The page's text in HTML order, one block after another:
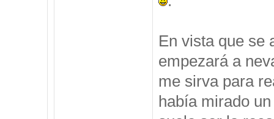
En vista que se
empezará a
me sirva para
había mirado